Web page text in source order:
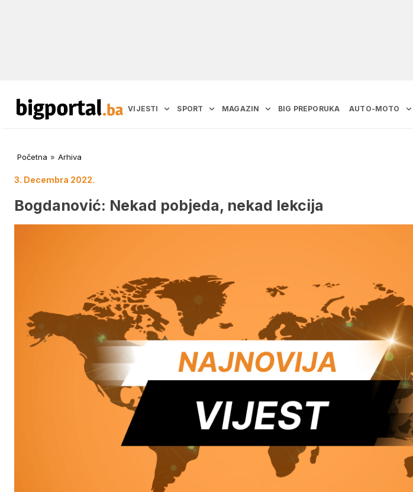
VIJESTI SPORT MAGAZIN BIG PREPORUKA AUTO-MOTO
Početna » Arhiva
3. Decembra 2022.
Bogdanović: Nekad pobjeda, nekad lekcija